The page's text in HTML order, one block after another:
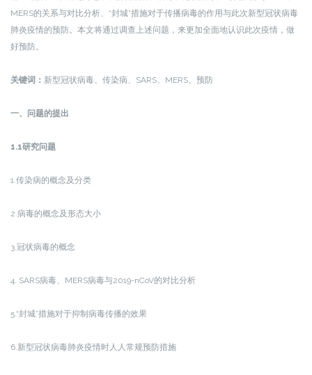
MERS的关系与对比分析、“封城”措施对于传播病毒的作用与此次新型冠状病毒
肺炎疫情的预防。本文将通过调查上述问题，来更加全面地认识此次疫情，做
好预防。
关键词： 新型冠状病毒、传染病、SARS、MERS、预防
一、问题的提出
1.1研究问题
1.传染病的概念及分类
2.病毒的概念及形态大小
3.冠状病毒的概念
4. SARS病毒、MERS病毒与2019-nCoV的对比分析
5.“封城”措施对于抑制病毒传播的效果
6.新型冠状病毒肺炎疫情时人人常规预防措施